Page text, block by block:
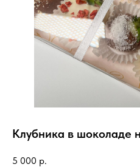
Клубника в шоколаде
5 000 р.